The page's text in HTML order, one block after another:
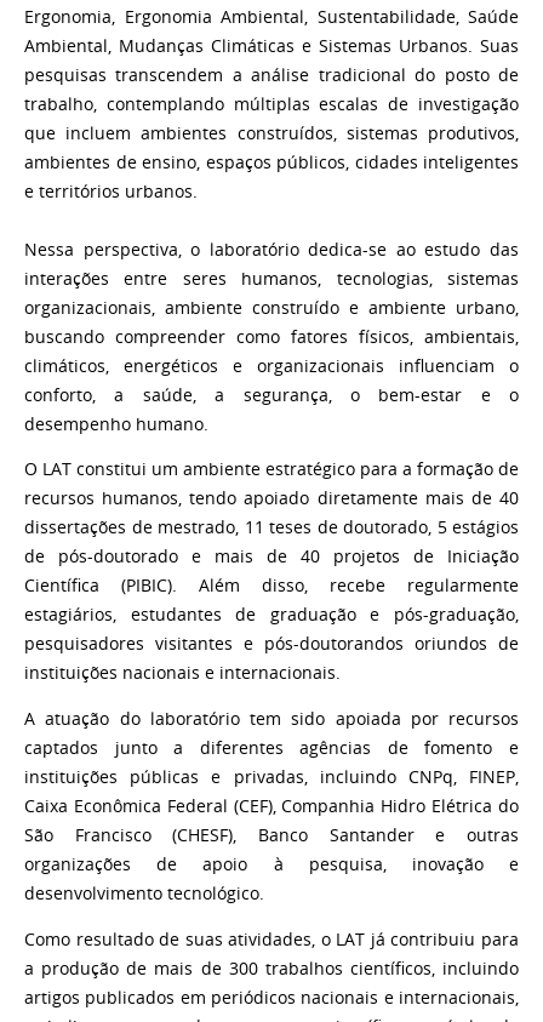
Ergonomia, Ergonomia Ambiental, Sustentabilidade, Saúde
Ambiental, Mudanças Climáticas e Sistemas Urbanos. Suas
pesquisas transcendem a análise tradicional do posto de
trabalho, contemplando múltiplas escalas de investigação
que incluem ambientes construídos, sistemas produtivos,
ambientes de ensino, espaços públicos, cidades inteligentes
e territórios urbanos.
Nessa perspectiva, o laboratório dedica-se ao estudo das
interações entre seres humanos, tecnologias, sistemas
organizacionais, ambiente construído e ambiente urbano,
buscando compreender como fatores físicos, ambientais,
climáticos, energéticos e organizacionais influenciam o
conforto, a saúde, a segurança, o bem-estar e o
desempenho humano.
O LAT constitui um ambiente estratégico para a formação de
recursos humanos, tendo apoiado diretamente mais de 40
dissertações de mestrado, 11 teses de doutorado, 5 estágios
de pós-doutorado e mais de 40 projetos de Iniciação
Científica (PIBIC). Além disso, recebe regularmente
estagiários, estudantes de graduação e pós-graduação,
pesquisadores visitantes e pós-doutorandos oriundos de
instituições nacionais e internacionais.
A atuação do laboratório tem sido apoiada por recursos
captados junto a diferentes agências de fomento e
instituições públicas e privadas, incluindo CNPq, FINEP,
Caixa Econômica Federal (CEF), Companhia Hidro Elétrica do
São Francisco (CHESF), Banco Santander e outras
organizações de apoio à pesquisa, inovação e
desenvolvimento tecnológico.
Como resultado de suas atividades, o LAT já contribuiu para
a produção de mais de 300 trabalhos científicos, incluindo
artigos publicados em periódicos nacionais e internacionais,